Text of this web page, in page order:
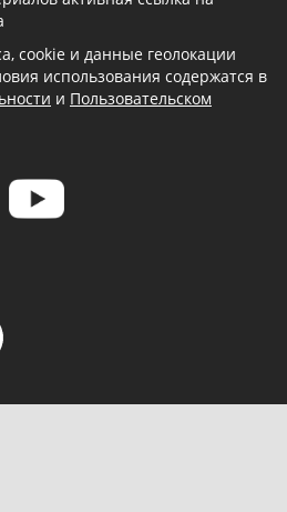
cookie и данные геолокации
использования содержатся в
и Пользовательском